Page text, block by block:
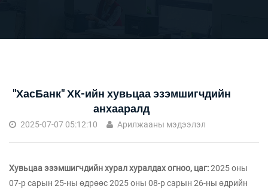
"ХасБанк" ХК-ийн хувьцаа эзэмшигчдийн
анхааралд
2025-07-07 05:12:10 Арилжааны мэдээлэл
Хувьцаа эзэмшигчдийн хурал хуралдах огноо, цаг:2025 оны
07-р сарын 25-ны өдрөөс 2025 оны 08-р сарын 26-ны өдрийн